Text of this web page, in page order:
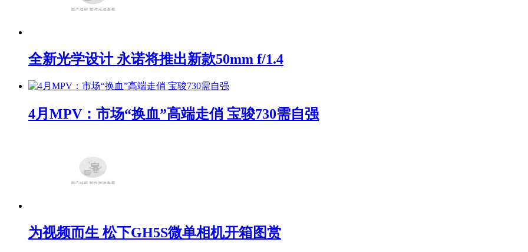
全新光学设计 永诺将推出新款50mm f/1.4
4月MPV：市场“换血”高端走俏 宝骏730需自强
为视频而生 松下GH5S微单相机开箱图赏